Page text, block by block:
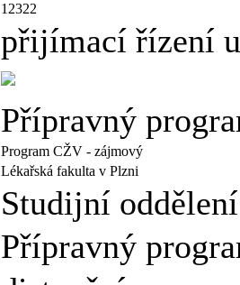
12322
přijímací řízení
Přípravný
Program CŽV - zájmový
Lékařská fakulta v Plzni
Studijní
Přípravný